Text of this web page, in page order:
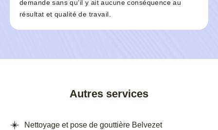
demande sans qu’il y ait aucune conséquence au
résultat et qualité de travail.
Autres services
Nettoyage et pose de gouttière Belvezet